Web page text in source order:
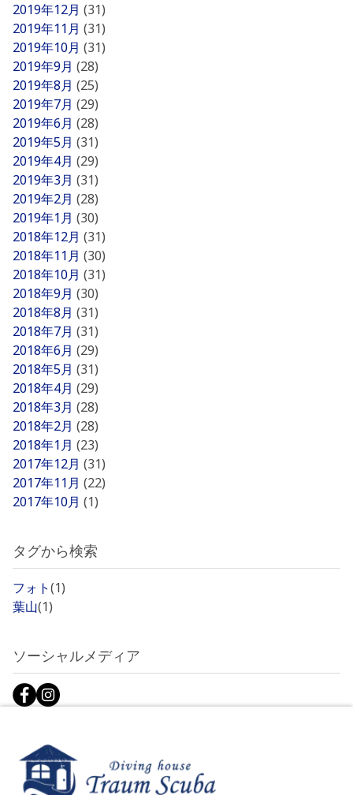
2019年12月 (31)
2019年11月 (31)
2019年10月 (31)
2019年9月 (28)
2019年8月 (25)
2019年7月 (29)
2019年6月 (28)
2019年5月 (31)
2019年4月 (29)
2019年3月 (31)
2019年2月 (28)
2019年1月 (30)
2018年12月 (31)
2018年11月 (30)
2018年10月 (31)
2018年9月 (30)
2018年8月 (31)
2018年7月 (31)
2018年6月 (29)
2018年5月 (31)
2018年4月 (29)
2018年3月 (28)
2018年2月 (28)
2018年1月 (23)
2017年12月 (31)
2017年11月 (22)
2017年10月 (1)
タグから検索
フォト(1)
葉山(1)
ソーシャルメディア